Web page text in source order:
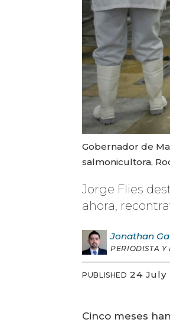
Gobernador de
salmonicultora,
Jorge Flies
ahora,
Jonathan
PERIODISTA Y
PUBLISHED 24
Cinco meses